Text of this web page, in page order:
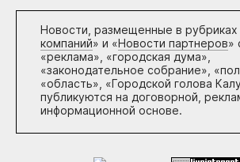
Новости, размещенные в рубриках
компаний» и «Новости партнеров»
«реклама», «городская дума»,
«законодательное собрание»,
«область», «Городской голова
публикуются на договорной,
информационной основе.